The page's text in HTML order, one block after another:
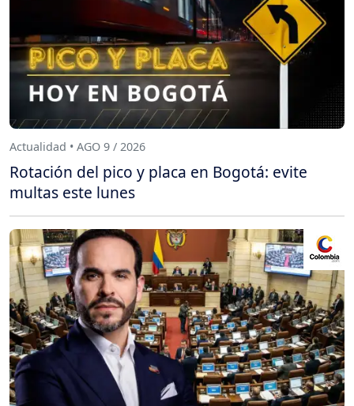
Actualidad • AGO 9 / 2026
Rotación del pico y placa en Bogotá: evite
multas este lunes